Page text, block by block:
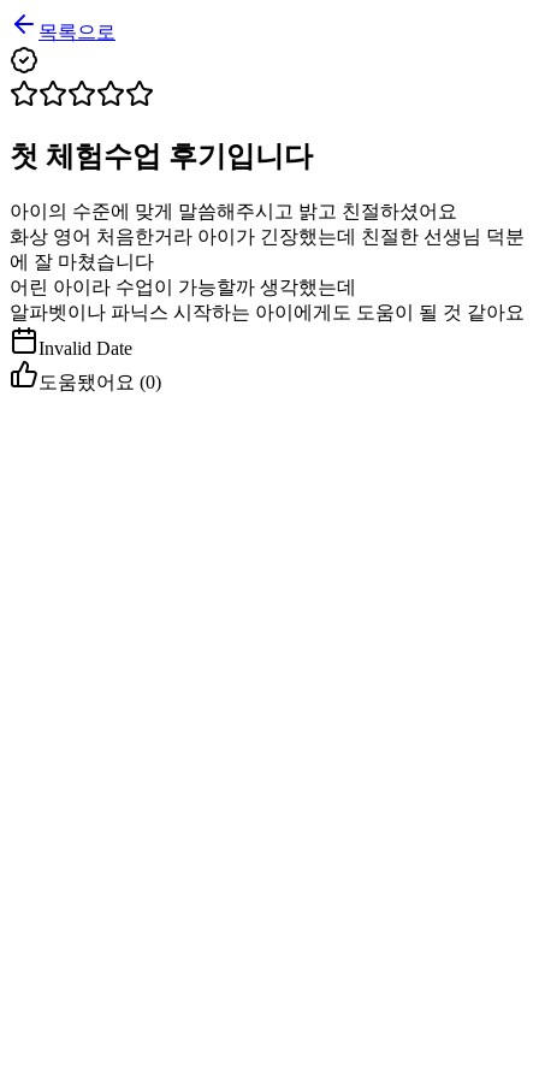
목록으로
첫 체험수업 후기입니다
아이의 수준에 맞게 말씀해주시고 밝고 친절하셨어요
화상 영어 처음한거라 아이가 긴장했는데 친절한 선생님 덕분
에 잘 마쳤습니다
어린 아이라 수업이 가능할까 생각했는데
알파벳이나 파닉스 시작하는 아이에게도 도움이 될 것 같아요
Invalid Date
도움됐어요 (0)